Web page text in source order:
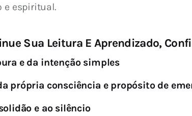
e espiritual.
Sua Leitura E Aprendizado,
e da intenção simples
própria consciência e propósito de
e ao silêncio